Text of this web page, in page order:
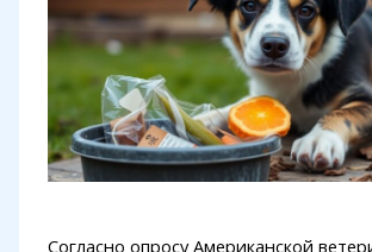
Согласно опросу Американской